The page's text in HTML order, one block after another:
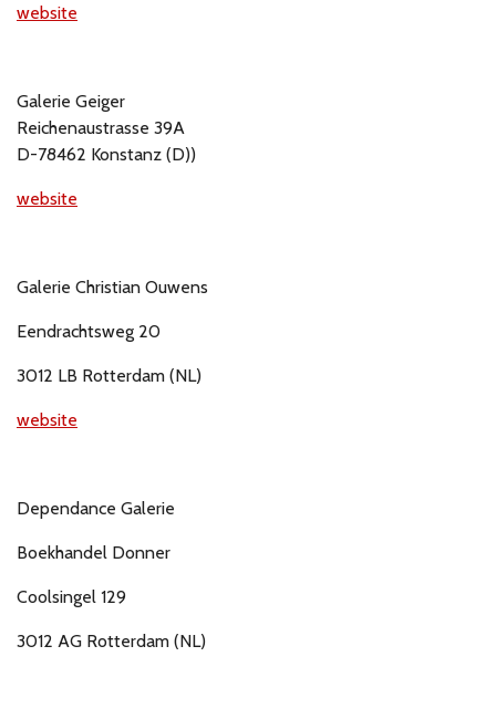
website
Galerie Geiger
Reichenaustrasse 39A
D-78462 Konstanz (D))
website
Galerie Christian Ouwens
Eendrachtsweg 20
3012 LB Rotterdam (NL)
website
Dependance Galerie
Boekhandel Donner
Coolsingel 129
3012 AG Rotterdam (NL)